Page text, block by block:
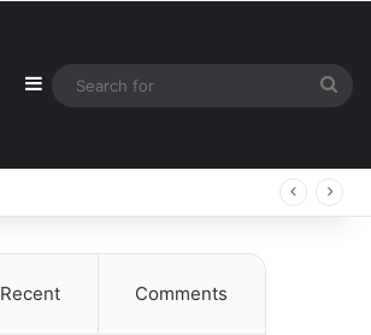
Sidebar
Recent Comments